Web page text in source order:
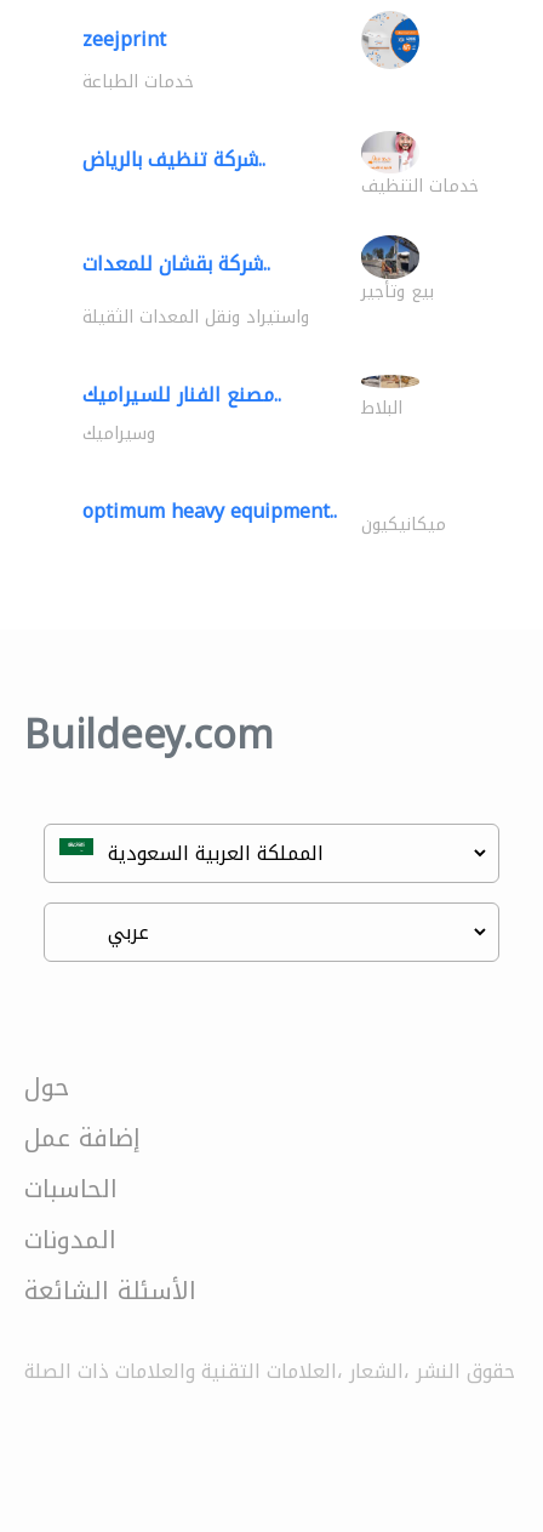
zeejprint
خدمات الطباعة
شركة تنظيف بالرياض..
خدمات التنظيف
شركة بقشان للمعدات..
بيع وتأجير
واستيراد ونقل المعدات الثقيلة
مصنع الفنار للسيراميك.. البلاط
وسيراميك
optimum heavy equipment.. ميكانيكيون
Buildeey.com
حول
إضافة عمل
الحاسبات
المدونات
الأسئلة الشائعة
حقوق النشر ،الشعار ،العلامات التقنية والعلامات ذات الصلة